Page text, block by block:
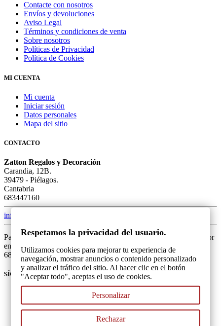
Contacte con nosotros
Envíos y devoluciones
Aviso Legal
Términos y condiciones de venta
Sobre nosotros
Políticas de Privacidad
Política de Cookies
MI CUENTA
Mi cuenta
Iniciar sesión
Datos personales
Mapa del sitio
CONTACTO
Zatton Regalos y Decoración
Carandia, 12B.
39479 - Piélagos.
Cantabria
683447160
info@zatton.es
Para una mejor atención, si tiene alguna duda o problema, por favor
envíanos un mensaje mediante el formulario o llámanos al
683447160. Gracias.
SÍGUENOS
Respetamos la privacidad del usuario.
Utilizamos cookies para mejorar tu experiencia de
navegación, mostrar anuncios o contenido personalizado
y analizar el tráfico del sitio. Al hacer clic en el botón
"Aceptar todo", aceptas el uso de cookies.
Personalizar
Rechazar